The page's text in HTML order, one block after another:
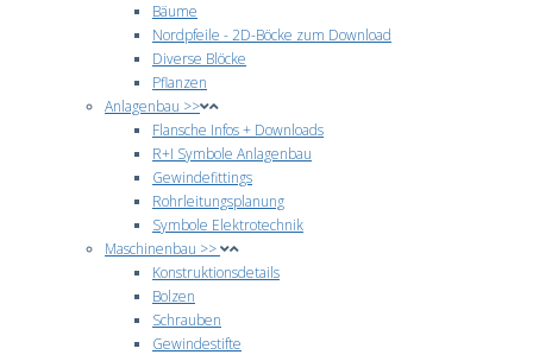
Bäume
Nordpfeile - 2D-Böcke zum Download
Diverse Blöcke
Pflanzen
Anlagenbau >>
Flansche Infos + Downloads
R+I Symbole Anlagenbau
Gewindefittings
Rohrleitungsplanung
Symbole Elektrotechnik
Maschinenbau >>
Konstruktionsdetails
Bolzen
Schrauben
Gewindestifte